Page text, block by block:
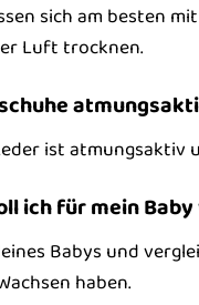
sich am besten
Luft trocknen.
ist atmungsaktiv
ich für mein
Babys und
haben.